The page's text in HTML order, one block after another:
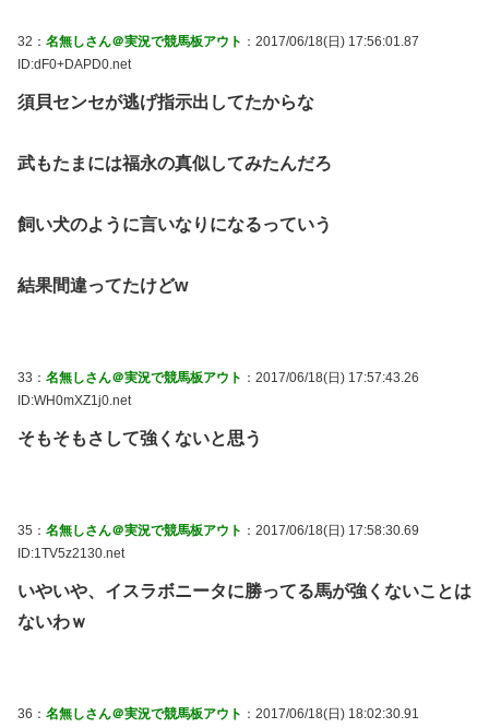
32： 名無しさん＠実況で競馬板アウト ：2017/06/18(日) 17:56:01.87
ID:dF0+DAPD0.net
須貝センセが逃げ指示出してたからな
武もたまには福永の真似してみたんだろ
飼い犬のように言いなりになるっていう
結果間違ってたけどw
33： 名無しさん＠実況で競馬板アウト ：2017/06/18(日) 17:57:43.26
ID:WH0mXZ1j0.net
そもそもさして強くないと思う
35： 名無しさん＠実況で競馬板アウト ：2017/06/18(日) 17:58:30.69
ID:1TV5z2130.net
いやいや、イスラボニータに勝ってる馬が強くないことは
ないわｗ
36： 名無しさん＠実況で競馬板アウト ：2017/06/18(日) 18:02:30.91